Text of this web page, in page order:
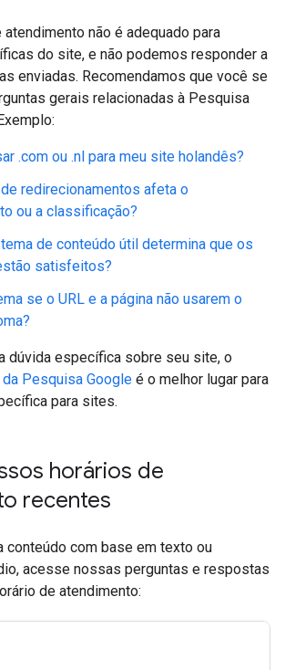
não é adequado para
do site, e não podemos responder a
enviadas. Recomendamos que você se
gerais relacionadas à Pesquisa
.com ou .nl para meu site holandês?
redirecionamentos afeta o
ou a classificação?
de conteúdo útil determina que os
satisfeitos?
se o URL e a página não usarem o
dúvida específica sobre seu site, o
da Pesquisa Google é o melhor lugar para
para sites.
horários de
recentes
conteúdo com base em texto ou
acesse nossas perguntas e respostas
de atendimento: